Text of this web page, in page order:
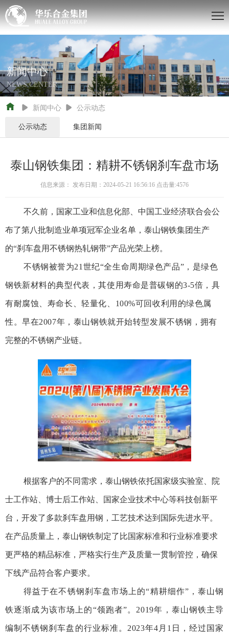
新闻中心
NEWS CENTER
  新闻中心  公示动态
公示动态 集团新闻
泰山钢铁集团：精耕不锈钢刹车盘市场
信息来源： 发布日期：2024-05-21 16:56:16 点击量:4576
不久前，国家工业和信息化部、 中国工业经济联合会公
布了第八批制造业单项冠军企业名单，泰山钢铁集团生产
的“刹车盘用不锈钢热轧钢带”产品光荣上榜。
不锈钢被誉为21世纪“全生命周期绿色产品”，是绿色
钢铁新材料的典型代表，其使用寿命是普碳钢的3-5倍，具
有耐腐蚀、寿命长、轻量化、100%可回收利用的绿色属
性。早在2007年，泰山钢铁就开始转型发展不锈钢，拥有
完整的不锈钢产业链。
根据客户的不同需求，泰山钢铁依托国家级实验室、院
士工作站、博士后工作站、 国家企业技术中心等科技创新平
台，开发了多款刹车盘用钢，工艺技术达到国际先进水平。
在产品质量上，泰山钢铁制定了比国家标准和行业标准要求
更严格的精品标准，严格实行生产及质量一贯制管控，确保
下线产品符合客户要求。
得益于在不锈钢刹车盘市场上的“精耕细作”，泰山钢
铁逐渐成为该市场上的“领跑者”。 2019年，泰山钢铁主导
编制不锈钢刹车盘的行业标准。 2023年4月1日，经过国家